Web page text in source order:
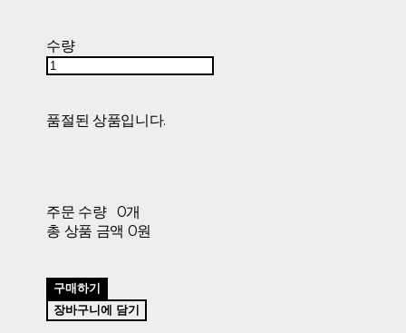
수량
품절된 상품입니다.
주문 수량
0개
총 상품 금액 0원
구매하기
장바구니에 담기